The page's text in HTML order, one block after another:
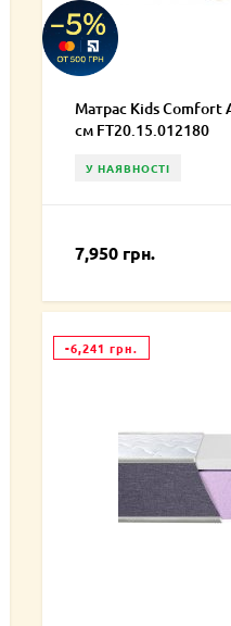
Матрас Kids Comfort
см FT20.15.012180
У НАЯВНОСТІ
7,950 грн.
-6,241 грн.